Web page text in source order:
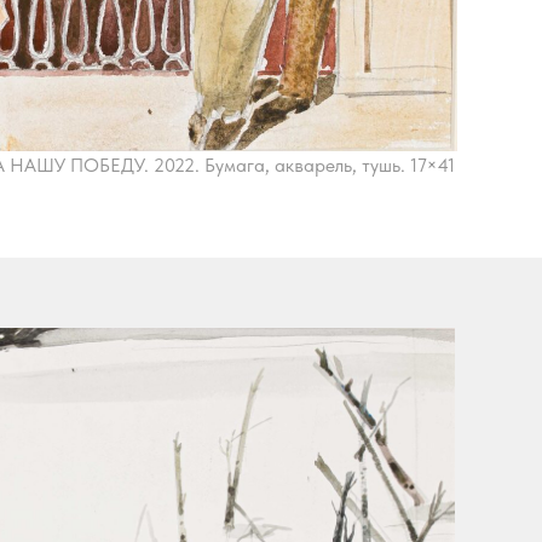
НАШУ ПОБЕДУ. 2022. Бумага, акварель, тушь. 17×41